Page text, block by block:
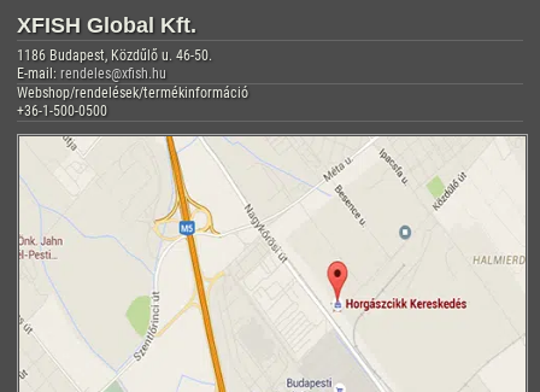
XFISH Global Kft.
1186 Budapest, Közdűlő u. 46-50.
E-mail: rendeles@xfish.hu
Webshop/rendelések/termékinformáció
+36-1-500-0500